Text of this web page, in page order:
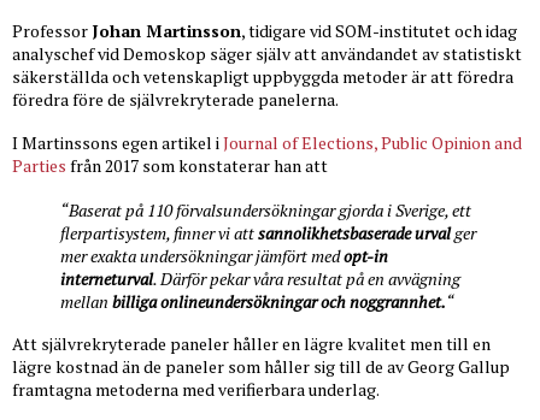
Professor Johan Martinsson, tidigare vid SOM-institutet och idag
analyschef vid Demoskop säger själv att användandet av statistiskt
säkerställda och vetenskapligt uppbyggda metoder är att föredra
föredra före de självrekryterade panelerna.
I Martinssons egen artikel iJournal of Elections, Public Opinion and
Parties från 2017 som konstaterar han att
“Baserat på 110 förvalsundersökningar gjorda i Sverige, ett
flerpartisystem, finner vi attsannolikhetsbaserade urvalger
mer exakta undersökningar jämfört medopt-in
interneturval. Därför pekar våra resultat på en avvägning
mellan billiga onlineundersökningar och noggrannhet.“
Att självrekryterade paneler håller en lägre kvalitet men till en
lägre kostnad än de paneler som håller sig till de av Georg Gallup
framtagna metoderna med verifierbara underlag.